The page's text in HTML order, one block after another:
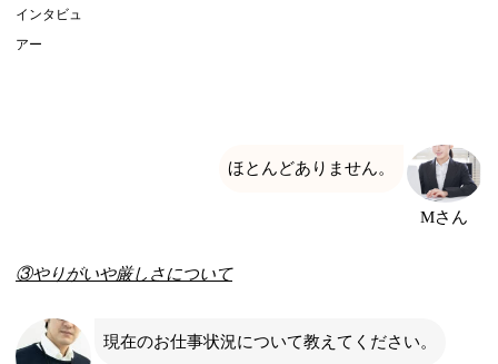
インタビュ
アー
ほとんどありません。
Mさん
③やりがいや厳しさについて
現在のお仕事状況について教えてください。